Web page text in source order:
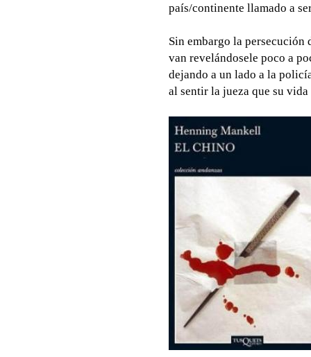
país/continente llamado a
Sin embargo la persecución
van revelándosele poco a
dejando a un lado a la
al sentir la jueza que su